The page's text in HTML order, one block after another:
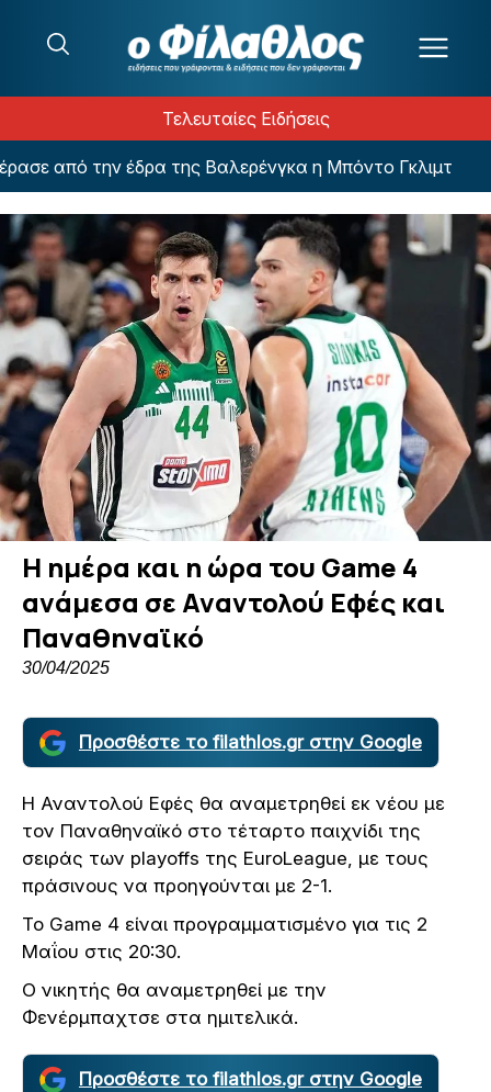
Τελευταίες Ειδήσεις
από την έδρα της Βαλερένγκα η Μπόντο Γκλιμτ
Η ημέρα και η ώρα του Game 4
ανάμεσα σε Αναντολού Εφές και
Παναθηναϊκό
30/04/2025
Προσθέστε το filathlos.gr στην Google
Η Αναντολού Εφές θα αναμετρηθεί εκ νέου με
τον Παναθηναϊκό στο τέταρτο παιχνίδι της
σειράς των playoffs της EuroLeague, με τους
πράσινους να προηγούνται με 2-1.
Το Game 4 είναι προγραμματισμένο για τις 2
Μαΐου στις 20:30.
Ο νικητής θα αναμετρηθεί με την
Φενέρμπαχτσε στα ημιτελικά.
Προσθέστε το filathlos.gr στην Google